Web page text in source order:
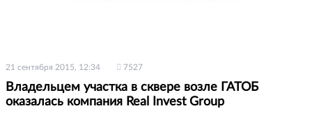
21 сентября 2015, 12:34 7527
Владельцем участка в сквере возле ГАТОБ
оказалась компания Real Invest Group